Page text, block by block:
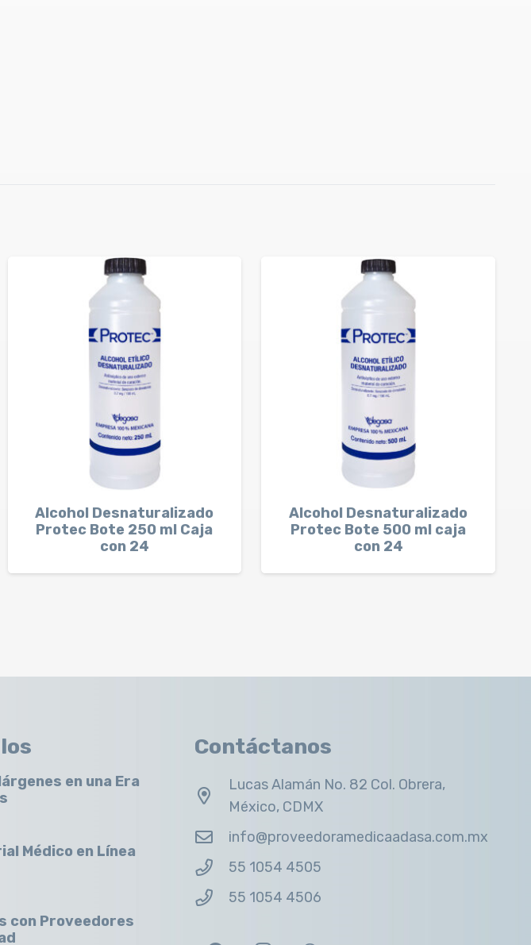
Alcohol Desnaturalizado
Protec Bote 250 ml Caja
con 24
Alcohol Desnaturalizado
Protec Bote 500 ml caja
con 24
en una Era
Médico en Línea
con Proveedores
Contáctanos
Lucas Alamán No. 82 Col. Obrera,
México, CDMX
info@proveedoramedicaadasa.com.mx
55 1054 4505
55 1054 4506